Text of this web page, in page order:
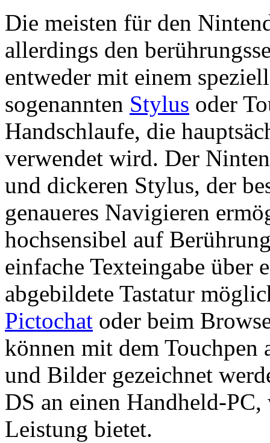
Die meisten für den
allerdings den
entweder mit einem
sogenannten Stylus oder
Handschlaufe, die
verwendet wird. Der
und dickeren Stylus, der
genaueres Navigieren
hochsensibel auf
einfache Texteingabe über
abgebildete Tastatur
Pictochat oder beim
können mit dem Touchpen
und Bilder gezeichnet
DS an einen Handheld-
Leistung bietet.